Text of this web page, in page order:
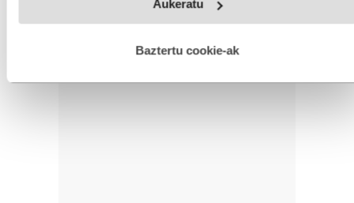
fitxategiak erabiltzen ditu. Zure esperientzia eta zerbitzuak
esplizitua ematen diguzu.Gehiago irakurri
Aukeratu
Baztertu cookie-ak